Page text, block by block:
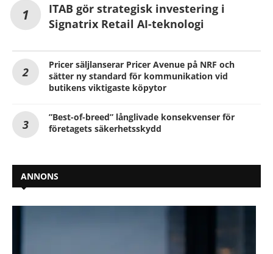
ITAB gör strategisk investering i
Signatrix Retail AI-teknologi
Pricer säljlanserar Pricer Avenue på NRF och
sätter ny standard för kommunikation vid
butikens viktigaste köpytor
”Best-of-breed” långlivade konsekvenser för
företagets säkerhetsskydd
ANNONS